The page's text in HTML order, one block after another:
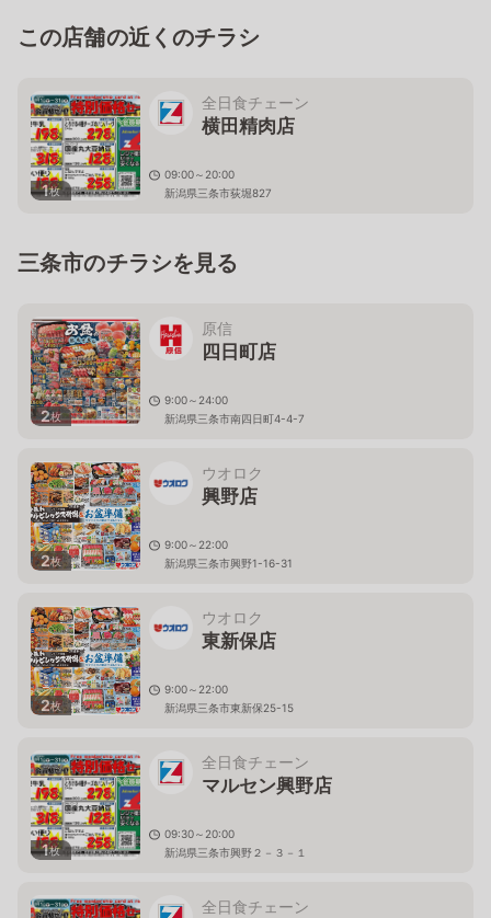
この店舗の近くのチラシ
1枚
全日食チェーン
横田精肉店
09:00～20:00
新潟県三条市荻堀827
三条市のチラシを見る
2枚
原信
四日町店
9:00～24:00
新潟県三条市南四日町4-4-7
2枚
ウオロク
興野店
9:00～22:00
新潟県三条市興野1-16-31
2枚
ウオロク
東新保店
9:00～22:00
新潟県三条市東新保25-15
1枚
全日食チェーン
マルセン興野店
09:30～20:00
新潟県三条市興野２－３－１
全日食チェーン